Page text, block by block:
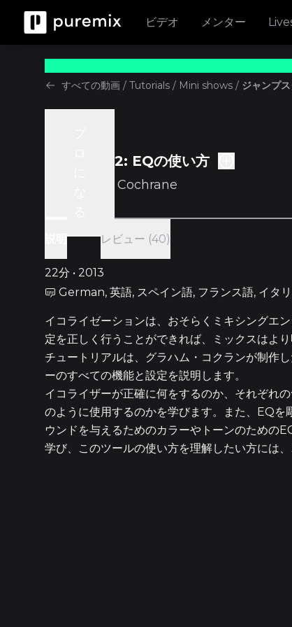
ビデオ メンター
すべての動画 / Tutorials / Mini shows / ジャンプ
エピソード2: EQの使い方
Graham Cochrane
レビュー (40)
22分 • 2013
German, 英語, スペイン語, フランス語, イタ
イコライゼーションは、おそらくミキシングエ
定を正しく行うことができれば、ミックスはよ
チュートリアルは、グラハム・コクランが制作
ーのすべての機能と設定を説明します。
イコライザーが正確に何をするのか、それぞれ
のように使用するのかを学びます。また、EQ
ウンドを与えるためのカラーやトーンのための
学び、このツールの使い方を理解したい方には